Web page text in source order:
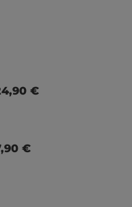
von 5 von 5
€
€